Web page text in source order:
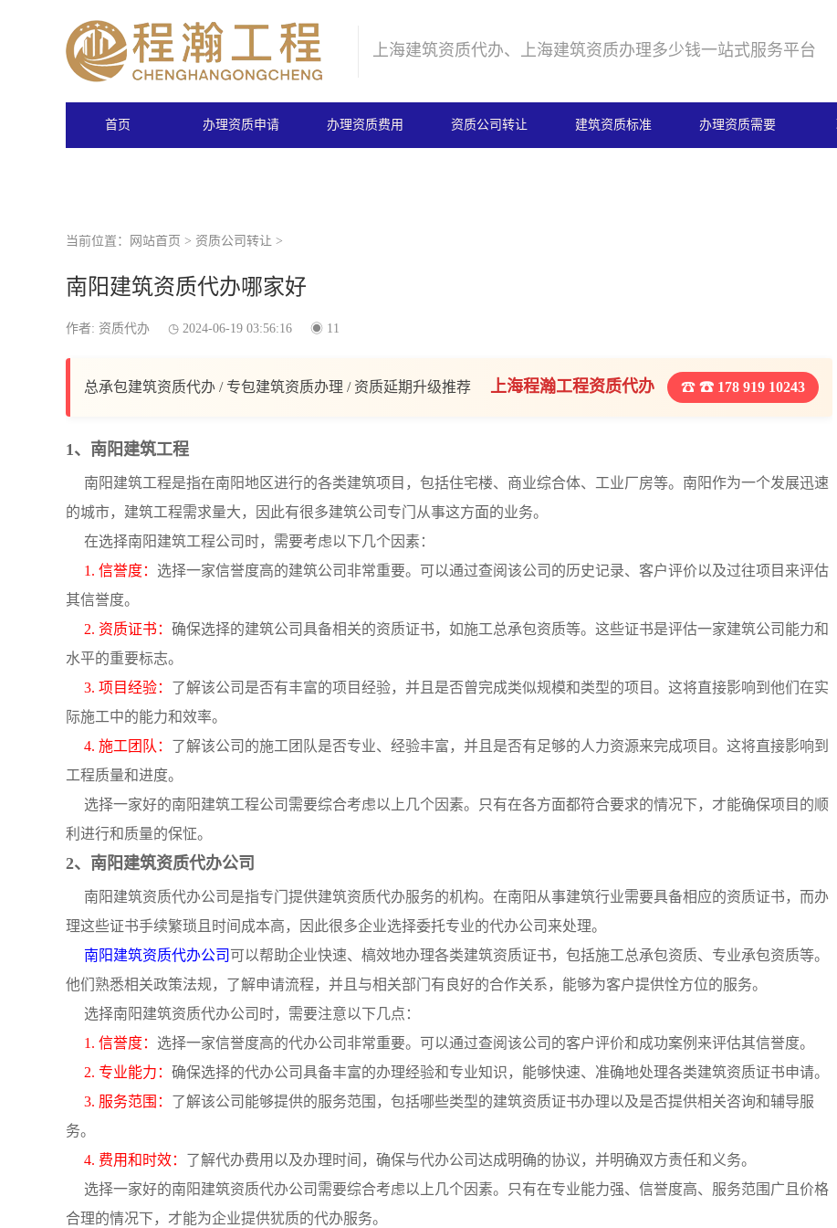
上海建筑资质代办、上海建筑资质办理多少钱一站式服务平台
首页 办理资质申请 办理资质费用 资质公司转让 建筑资质标准 办理资质需要
当前位置： 网站首页 > 资质公司转让 >
南阳建筑资质代办哪家好
作者: 资质代办 2024-06-19 03:56:16 11
总承包建筑资质代办 / 专包建筑资质办理 / 资质延期升级推荐 上海程瀚工程资质代办 ☎ 178 919 10243
1、南阳建筑工程
南阳建筑工程是指在南阳地区进行的各类建筑项目，包括住宅楼、商业综合体、工业厂房等。南阳作为一个发展迅速
的城市，建筑工程需求量大，因此有很多建筑公司专门从事这方面的业务。
在选择南阳建筑工程公司时，需要考虑以下几个因素：
1. 信誉度： 选择一家信誉度高的建筑公司非常重要。可以通过查阅该公司的历史记录、客户评价以及过往项目来评估
其信誉度。
2. 资质证书： 确保选择的建筑公司具备相关的资质证书，如施工总承包资质等。这些证书是评估一家建筑公司能力和
水平的重要标志。
3. 项目经验： 了解该公司是否有丰富的项目经验，并且是否曾完成类似规模和类型的项目。这将直接影响到他们在实
际施工中的能力和效率。
4. 施工团队： 了解该公司的施工团队是否专业、经验丰富，并且是否有足够的人力资源来完成项目。这将直接影响到
工程质量和进度。
选择一家好的南阳建筑工程公司需要综合考虑以上几个因素。只有在各方面都符合要求的情况下，才能确保项目的顺
利进行和质量的保怔。
2、南阳建筑资质代办公司
南阳建筑资质代办公司是指专门提供建筑资质代办服务的机构。在南阳从事建筑行业需要具备相应的资质证书，而办
理这些证书手续繁琐且时间成本高，因此很多企业选择委托专业的代办公司来处理。
南阳建筑资质代办公司 可以帮助企业快速、槁效地办理各类建筑资质证书，包括施工总承包资质、专业承包资质等。
他们熟悉相关政策法规，了解申请流程，并且与相关部门有良好的合作关系，能够为客户提供恮方位的服务。
选择南阳建筑资质代办公司时，需要注意以下几点：
1. 信誉度： 选择一家信誉度高的代办公司非常重要。可以通过查阅该公司的客户评价和成功案例来评估其信誉度。
2. 专业能力： 确保选择的代办公司具备丰富的办理经验和专业知识，能够快速、准确地处理各类建筑资质证书申请。
3. 服务范围： 了解该公司能够提供的服务范围，包括哪些类型的建筑资质证书办理以及是否提供相关咨询和辅导服
务。
4. 费用和时效： 了解代办费用以及办理时间，确保与代办公司达成明确的协议，并明确双方责任和义务。
选择一家好的南阳建筑资质代办公司需要综合考虑以上几个因素。只有在专业能力强、信誉度高、服务范围广且价格
合理的情况下，才能为企业提供犹质的代办服务。